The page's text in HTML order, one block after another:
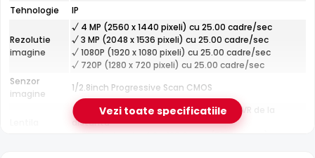
HikVision DS-2DE4425IW-DE T5 dispune de iluminare
infrarosu cu raza de actiune de pana la100 metri
oferind vizibilitate clara pe intuneric total. LED-urile IR sunt
Tehnologie
IP
Rezolutie
imagine
√ 4 MP (2560 x 1440 pixeli) cu 25.00 cadre/sec
√ 3 MP (2048 x 1536 pixeli) cu 25.00 cadre/sec
√ 1080P (1920 x 1080 pixeli) cu 25.00 cadre/sec
√ 720P (1280 x 720 pixeli) cu 25.00 cadre/sec
Senzor
imagine
1/2.8inch Progressive Scan CMOS
Zoom motorizat 25x, reglabil din DVR/NVR de la
distanta
Vezi toate specificatiile